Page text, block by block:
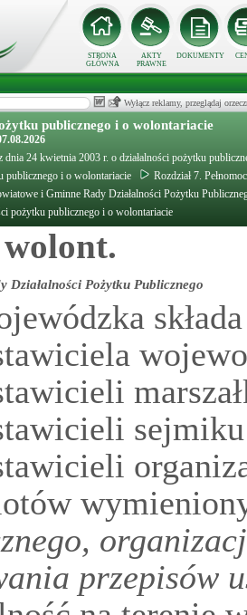
STRONA
GŁÓWNA
AKTY
PRAWNE
DOKUMENTY
Wyłącz reklamy, przeglądaj
publicznego i o wolontariacie
24 kwietnia 2003 r. o działalności pożytku
publicznego i o wolontariacie
Rozdział 7.
i Gminne Rady Działalności Pożytku
pożytku publicznego i o wolontariacie
Działalności Pożytku Publicznego
przepisów